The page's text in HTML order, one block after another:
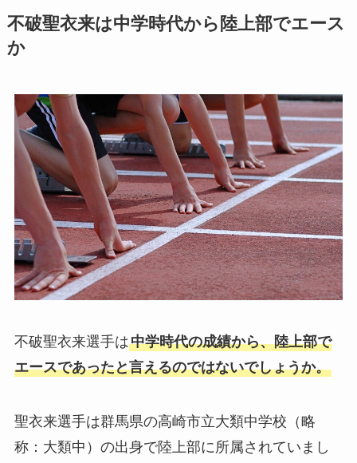
不破聖衣来は中学時代から陸上部でエース
か
不破聖衣来選手は中学時代の成績から、陸上部で
エースであったと言えるのではないでしょうか。
聖衣来選手は群馬県の高崎市立大類中学校（略
称：大類中）の出身で陸上部に所属されていまし